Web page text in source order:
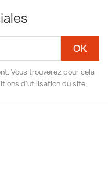
Vous trouverez pour cela
d'utilisation du site.